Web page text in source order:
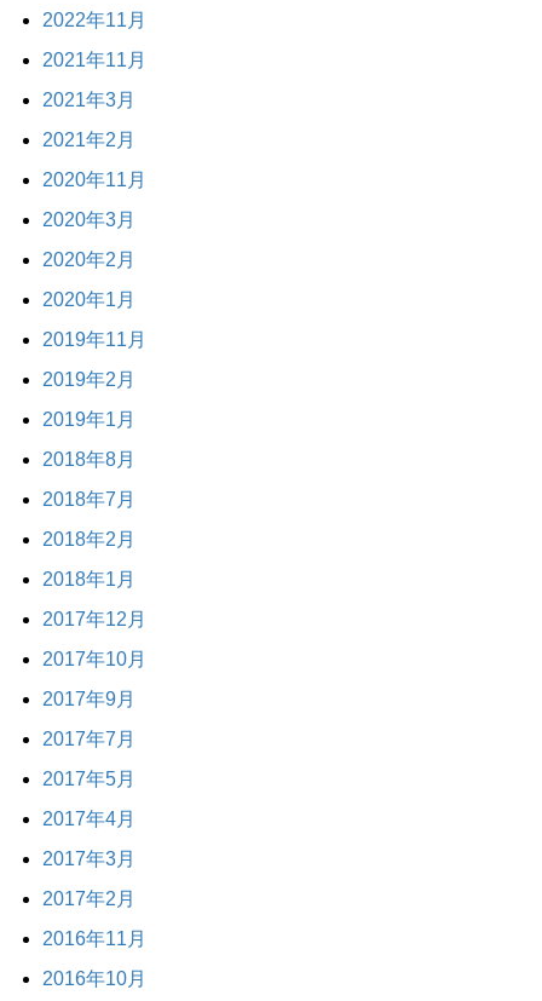
2022年11月
2021年11月
2021年3月
2021年2月
2020年11月
2020年3月
2020年2月
2020年1月
2019年11月
2019年2月
2019年1月
2018年8月
2018年7月
2018年2月
2018年1月
2017年12月
2017年10月
2017年9月
2017年7月
2017年5月
2017年4月
2017年3月
2017年2月
2016年11月
2016年10月